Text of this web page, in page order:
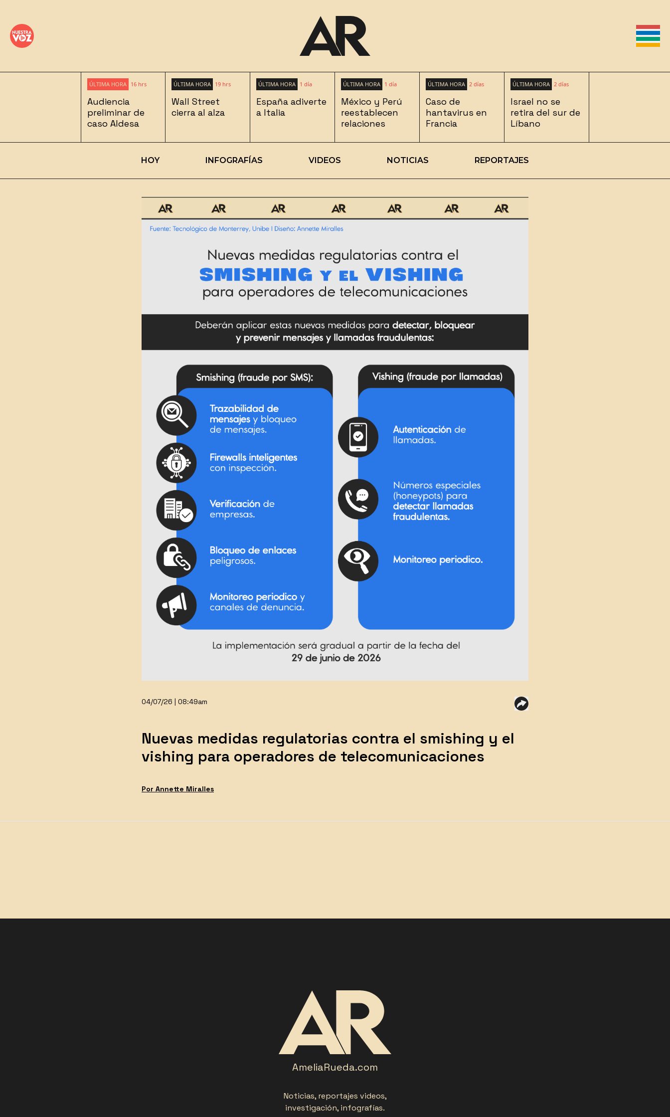
ÚLTIMA HORA 16 hrs
Audiencia
preliminar de
caso Aldesa
ÚLTIMA HORA 19 hrs
Wall Street
cierra al alza
ÚLTIMA HORA 1 día
España adiverte
a Italia
ÚLTIMA HORA 1 día
México y Perú
reestablecen
relaciones
ÚLTIMA HORA 2 días
Caso de
hantavirus en
Francia
ÚLTIMA HORA 2 días
Israel no se
retira del sur de
Líbano
HOY INFOGRAFÍAS VIDEOS NOTICIAS REPORTAJES
04/07/26 | 08:49am
Nuevas medidas regulatorias contra el smishing y el
vishing para operadores de telecomunicaciones
Por Annette Miralles
AmeliaRueda.com
Noticias, reportajes videos,
investigación, infografías.